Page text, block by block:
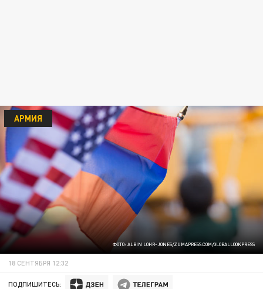
ФОТО: ALBIN LOHR-JONES/ZUMAPRESS.COM/GLOBALLOOKPRESS
АРМИЯ
18 СЕНТЯБРЯ 12:32
ПОДПИШИТЕСЬ: